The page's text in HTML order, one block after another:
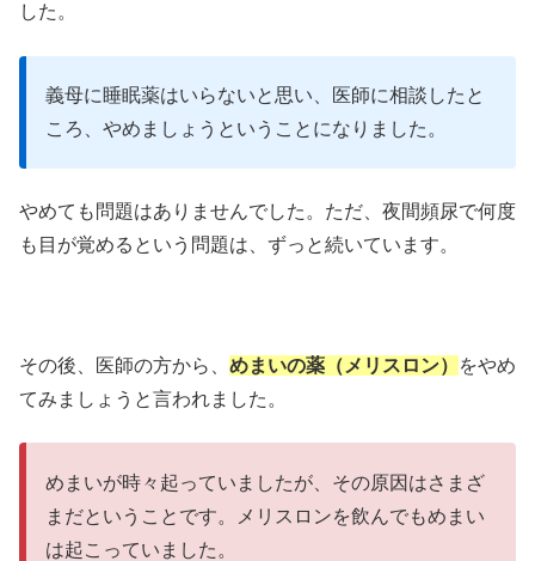
した。
義母に睡眠薬はいらないと思い、医師に相談したと
ころ、やめましょうということになりました。
やめても問題はありませんでした。ただ、夜間頻尿で何度
も目が覚めるという問題は、ずっと続いています。
その後、医師の方から、 めまいの薬（メリスロン）
をやめ
てみましょうと言われました。
めまいが時々起っていましたが、その原因はさまざ
まだということです。メリスロンを飲んでもめまい
は起こっていました。